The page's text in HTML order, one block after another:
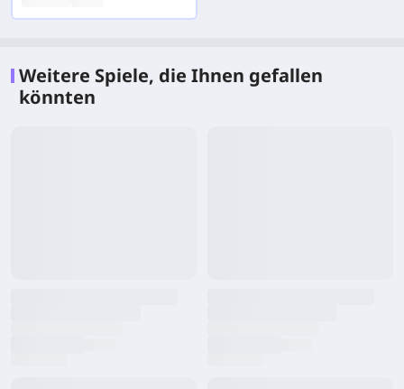
Weitere Spiele, die Ihnen gefallen
könnten